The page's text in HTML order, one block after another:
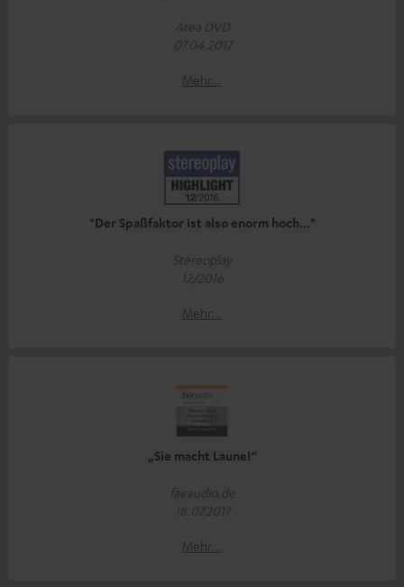
Area DVD
07.04.2017
Mehr...
"Der Spaßfaktor ist also enorm hoch..."
Stereoplay
12/2016
Mehr...
„Sie macht Laune!“
fairaudio.de
18.07.2017
Mehr...